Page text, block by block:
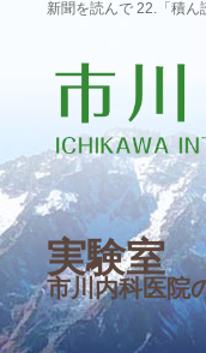
新聞を読んで 22.「積
実験室
市川内科医院